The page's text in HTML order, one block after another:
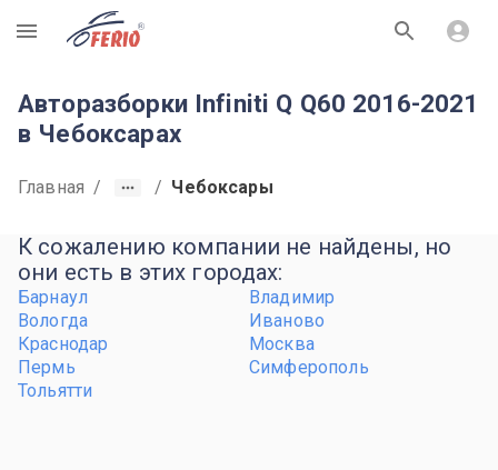
R
Авторазборки Infiniti Q Q60 2016-2021
в Чебоксарах
Главная / / Чебоксары
К сожалению компании не найдены, но
они есть в этих городах:
Барнаул
Владимир
Вологда
Иваново
Краснодар
Москва
Пермь
Симферополь
Тольятти